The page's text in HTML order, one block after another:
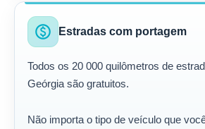
paid Estradas com portagem
Todos os 20 000 quilômetros de
Geórgia são gratuitos.
Não importa o tipo de veículo que